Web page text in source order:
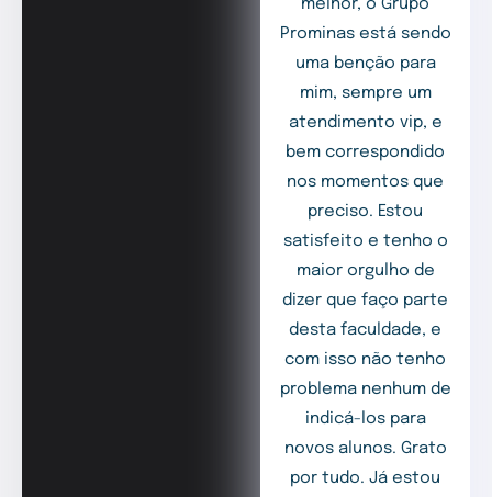
melhor, o Grupo
Prominas está sendo
uma benção para
mim, sempre um
atendimento vip, e
bem correspondido
nos momentos que
preciso. Estou
satisfeito e tenho o
maior orgulho de
dizer que faço parte
desta faculdade, e
com isso não tenho
problema nenhum de
indicá-los para
novos alunos. Grato
por tudo. Já estou